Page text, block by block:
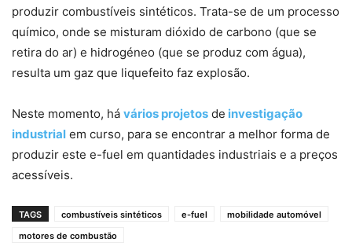
produzir combustíveis sintéticos. Trata-se de um processo
químico, onde se misturam dióxido de carbono (que se
retira do ar) e hidrogéneo (que se produz com água),
resulta um gaz que liquefeito faz explosão.
Neste momento, há vários projetos de investigação
industrial em curso, para se encontrar a melhor forma de
produzir este e-fuel em quantidades industriais e a preços
acessíveis.
TAGS combustíveis sintéticos e-fuel
mobilidade automóvel
motores de combustão